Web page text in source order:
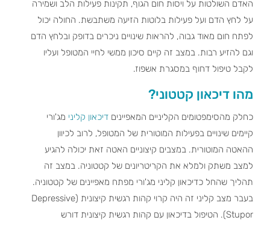
האדם השולטות על ויסות חום הגוף, תקינות פעילות הלב ושמירה
על לחץ הדם ועל פעילות בלוטות הזיעה משתבשת. החולה יכול
לפתח חום מאוד גבוה, להראות שינויים ניכרים בדופק ובלחץ הדם
וגם להזיע רבות. במצב זה קיים סיכון ממשי לחיי המטופל ועליו
לקבל טיפול דחוף במסגרת אשפוז.
מהו דיכאון קטטוני?
כחלק מהסימפטומים הקליניים המאפיינים דיכאון קליני מג'ורי
קיימים שינויים בפעילות המוטורית של המטופל, לרוב לכיוון
ההאטה המוטורית. במצבים קיצוניים האטה זאת יכולה להגיע
למצב משתק ולמלא את הקריטריונים של קטטוניה. במצב זה
תהליך שהחל כדיכאון קליני מג'ורי מפתח מאפיינים של קטטוניה.
בעבר מצב קליני זה היה קרוי קהות רגשית קיצונית (Depressive
Stupor). הטיפול בדיכאון עם קהות רגשית קיצונית דורש